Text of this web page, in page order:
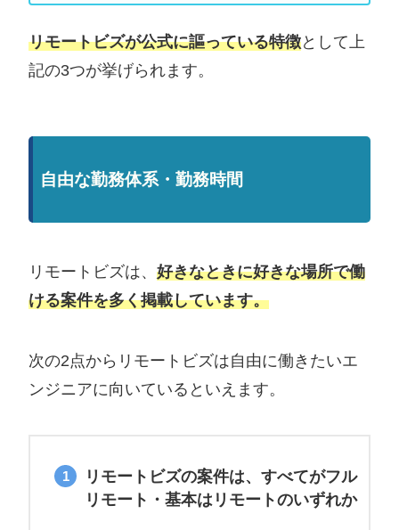
リモートビズが公式に謳っている特徴として上
記の3つが挙げられます。
自由な勤務体系・勤務時間
リモートビズは、好きなときに好きな場所で働
ける案件を多く掲載しています。
次の2点からリモートビズは自由に働きたいエ
ンジニアに向いているといえます。
リモートビズの案件は、すべてがフル
リモート・基本はリモートのいずれか